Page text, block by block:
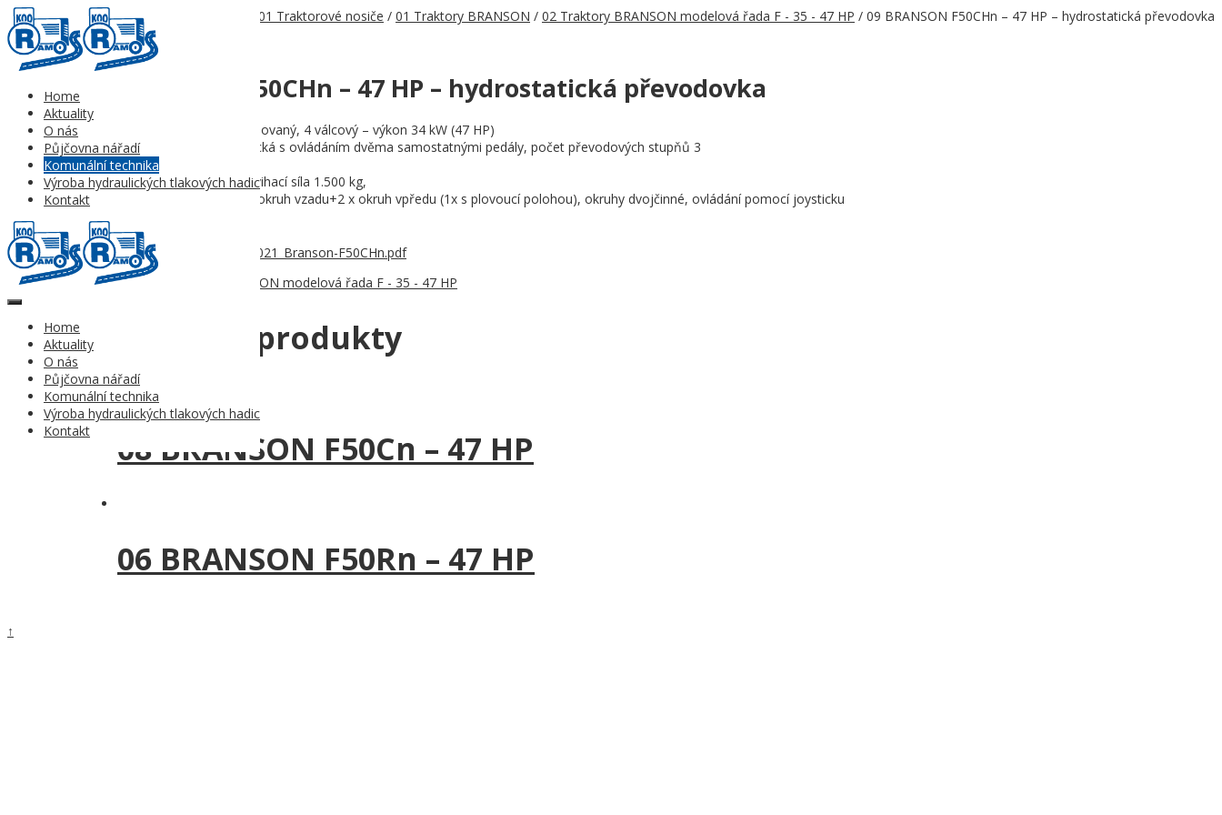
Home
Aktuality
O nás
Půjčovna nářadí
Komunální technika
Výroba hydraulických tlakových hadic
Kontakt
Home
Aktuality
O nás
Půjčovna nářadí
Komunální technika
Výroba hydraulických tlakových hadic
Kontakt
Domů/Komunální technika 01 Traktorové nosiče / 01 Traktory BRANSON / 02 Traktory BRANSON modelová řada F - 35 - 47 HP / 09 BRANSON F50CHn – 47 HP – hydrostatická převodovka
09 BRANSON F50CHn – 47 HP – hydrostatická převodovka
Motor: vznětový, přeplňovaný, 4 válcový – výkon 34 kW (47 HP)
Převodovka: hydrostatická s ovládáním dvěma samostatnými pedály, počet převodových stupňů 3
VH zadní – 540/540E
Hydraulika: 34 l/mn., zdvihací síla 1.500 kg,
Hydraulické okruhy: 2 x okruh vzadu+2 x okruh vpředu (1x s plovoucí polohou), okruhy dvojčinné, ovládání pomocí joysticku
09_Produktový_list_WEB_01_2021_Branson-F50CHn.pdf
Kategorie:
02 Traktory BRANSON modelová řada F - 35 - 47 HP
Související produkty
08 BRANSON F50Cn – 47 HP
06 BRANSON F50Rn – 47 HP
Ramos-
KOO s.r.o. ©
2024
Všechna
vyhrazena.|
↑